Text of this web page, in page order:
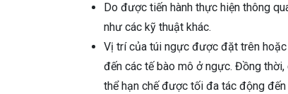
Do được tiến hành thực hiện thông
như các kỹ thuật khác.
Vị trí của túi ngực được đặt trên
đến các tế bào mô ở ngực. Đồng
thể hạn chế được tối đa tác động